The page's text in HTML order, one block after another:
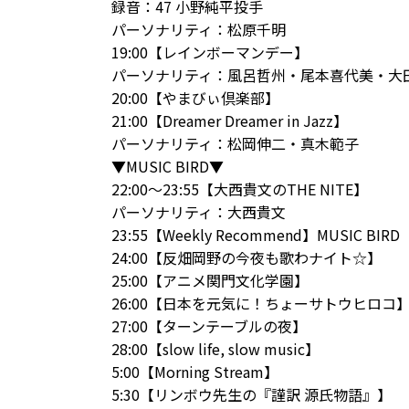
録音： 47 小野純平投手
パーソナリティ：松原千明
19:00【レインボーマンデー】
パーソナリティ：風呂哲州・尾本喜代美・大
20:00【やまびぃ倶楽部】
21:00【Dreamer Dreamer in Jazz】
パーソナリティ：松岡伸二・真木範子
▼MUSIC BIRD▼
22:00～23:55【大西貴文のTHE NITE】
パーソナリティ：大西貴文
23:55【Weekly Recommend】MUSIC BIRD
24:00【反畑岡野の今夜も歌わナイト☆】
25:00【アニメ関門文化学園】
26:00【日本を元気に！ちょーサトウヒロコ】
27:00【ターンテーブルの夜】
28:00【slow life, slow music】
5:00【Morning Stream】
5:30【リンボウ先生の『謹訳 源氏物語』】